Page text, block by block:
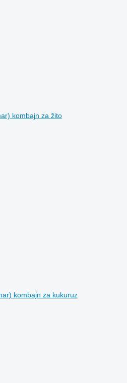
kombajn za žito
kombajn za kukuruz